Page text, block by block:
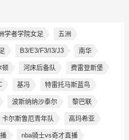
学者学院女足 五洲
B3/E3/F3/I3/J3 南华
顿 河床后备队 费雷登斯堡
基冯 特雷托马斯蓝鸟
波斯纳纳沙泰尔 黎巴联
卡尔斯鲁厄青年队 高玛希亚
nba骑士vs奇才直播